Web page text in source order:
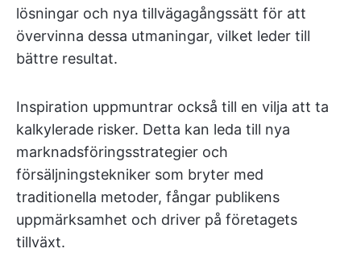
lösningar och nya tillvägagångssätt för att
övervinna dessa utmaningar, vilket leder till
bättre resultat.
Inspiration uppmuntrar också till en vilja att ta
kalkylerade risker. Detta kan leda till nya
marknadsföringsstrategier och
försäljningstekniker som bryter med
traditionella metoder, fångar publikens
uppmärksamhet och driver på företagets
tillväxt.